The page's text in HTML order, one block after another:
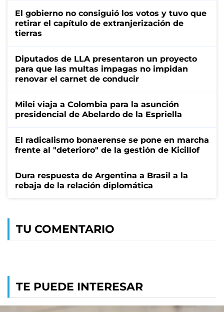
El gobierno no consiguió los votos y tuvo que
retirar el capítulo de extranjerización de
tierras
Diputados de LLA presentaron un proyecto
para que las multas impagas no impidan
renovar el carnet de conducir
Milei viaja a Colombia para la asunción
presidencial de Abelardo de la Espriella
El radicalismo bonaerense se pone en marcha
frente al "deterioro" de la gestión de Kicillof
Dura respuesta de Argentina a Brasil a la
rebaja de la relación diplomática
TU COMENTARIO
TE PUEDE INTERESAR